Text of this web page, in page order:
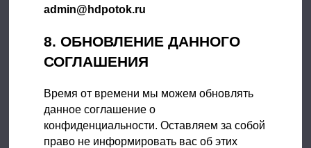
admin@hdpotok.ru
8. ОБНОВЛЕНИЕ ДАННОГО
СОГЛАШЕНИЯ
Время от времени мы можем обновлять
данное соглашение о
конфиденциальности. Оставляем за собой
право не информировать вас об этих